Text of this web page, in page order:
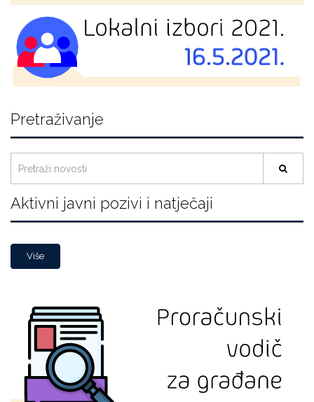
Pretraživanje
Aktivni javni pozivi i natječaji
Više